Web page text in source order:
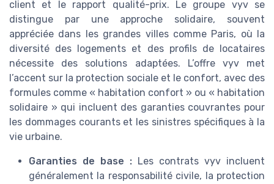
client et le rapport qualité-prix. Le groupe vyv se
distingue par une approche solidaire, souvent
appréciée dans les grandes villes comme Paris, où la
diversité des logements et des profils de locataires
nécessite des solutions adaptées. L’offre vyv met
l’accent sur la protection sociale et le confort, avec des
formules comme « habitation confort » ou « habitation
solidaire » qui incluent des garanties couvrantes pour
les dommages courants et les sinistres spécifiques à la
vie urbaine.
Garanties de base : Les contrats vyv incluent
généralement la responsabilité civile, la protection